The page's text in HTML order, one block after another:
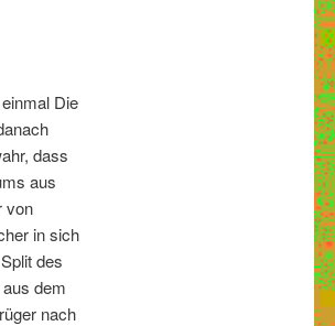
Die
dass
aus
von
in sich
des
dem
nach